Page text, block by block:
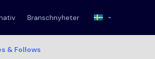
Branschnyheter
& Follows